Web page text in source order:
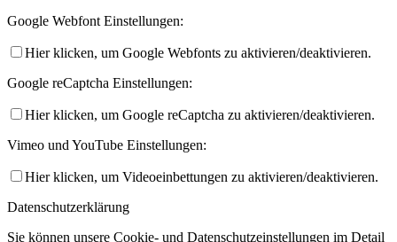
Google Webfont Einstellungen:
Hier klicken, um Google Webfonts zu aktivieren/deaktivieren.
Google reCaptcha Einstellungen:
Hier klicken, um Google reCaptcha zu aktivieren/deaktivieren.
Vimeo und YouTube Einstellungen:
Hier klicken, um Videoeinbettungen zu aktivieren/deaktivieren.
Datenschutzerklärung
Sie können unsere Cookie- und Datenschutzeinstellungen im Detail